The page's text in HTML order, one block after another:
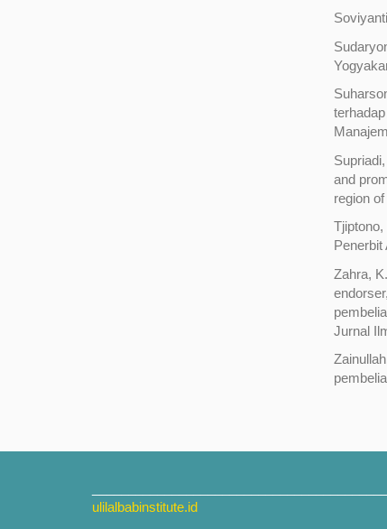
and
region
Penerbit
Zahra,
Jurnal
ulilalbabinstitute.id